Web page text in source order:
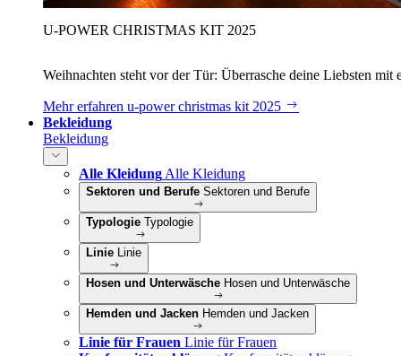
U‑POWER CHRISTMAS KIT 2025
Weihnachten steht vor der Tür: Überrasche deine Liebsten
Mehr erfahren u‑power christmas kit 2025
Bekleidung
Bekleidung
Alle Kleidung Alle Kleidung
Sektoren und Berufe Sektoren und Berufe
Typologie Typologie
Linie Linie
Hosen und Unterwäsche Hosen und Unterwäsche
Hemden und Jacken Hemden und Jacken
Linie für Frauen Linie für Frauen